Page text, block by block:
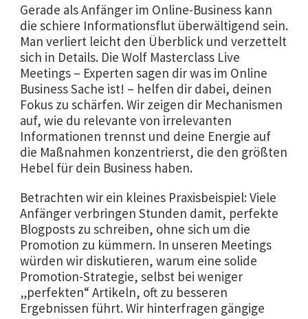
Gerade als Anfänger im Online-Business kann
die schiere Informationsflut überwältigend sein.
Man verliert leicht den Überblick und verzettelt
sich in Details. Die Wolf Masterclass Live
Meetings – Experten sagen dir was im Online
Business Sache ist! – helfen dir dabei, deinen
Fokus zu schärfen. Wir zeigen dir Mechanismen
auf, wie du relevante von irrelevanten
Informationen trennst und deine Energie auf
die Maßnahmen konzentrierst, die den größten
Hebel für dein Business haben.
Betrachten wir ein kleines Praxisbeispiel: Viele
Anfänger verbringen Stunden damit, perfekte
Blogposts zu schreiben, ohne sich um die
Promotion zu kümmern. In unseren Meetings
würden wir diskutieren, warum eine solide
Promotion-Strategie, selbst bei weniger
„perfekten“ Artikeln, oft zu besseren
Ergebnissen führt. Wir hinterfragen gängige